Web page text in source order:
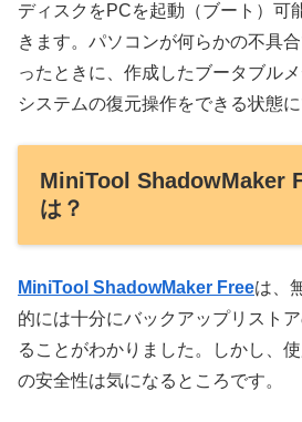
ディスクをPCを起動（ブート）可
きます。パソコンが何らかの不具
ったときに、作成したブータブル
システムの復元操作をできる状態に
MiniTool ShadowMaker
は？
MiniTool ShadowMaker Freeは、
的には十分にバックアップリスト
ることがわかりました。しかし、
の安全性は気になるところです。